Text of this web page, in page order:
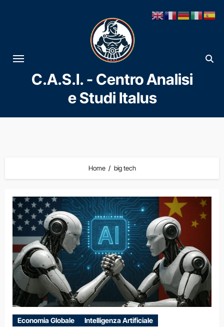
al
contenuto
C.A.S.I. - Centro Analisi
e Studi Italus
Home big tech
Economia Globale Intelligenza Artificiale